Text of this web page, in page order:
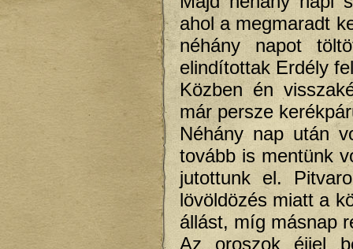
ahol a megmaradt
néhány napot
elindítottak Erdély
Közben én
már persze
Néhány nap után
tovább is mentünk
jutottunk el.
lövöldözés miatt a
állást, míg másnap
Az oroszok éjjel